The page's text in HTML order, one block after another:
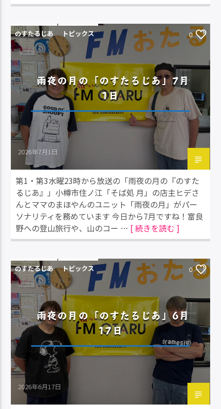
のすたるじあ トピックス 0
雨夜の月の「のすたるじあ」7月
1日
2026年7月1日
第1・第3水曜23時から放送の「雨夜の月の『のすた
るじあ』」小樽市住ノ江「そば処 月」の店主ヒデさ
んとママのまほやんのユニット「雨夜の月」がパー
ソナリティを務めています 今日から7月ですね！富良
野への登山旅行や、山のコー … [ 続きを読む ]
のすたるじあ トピックス 0
雨夜の月の「のすたるじあ」6月
17日
2026年6月17日